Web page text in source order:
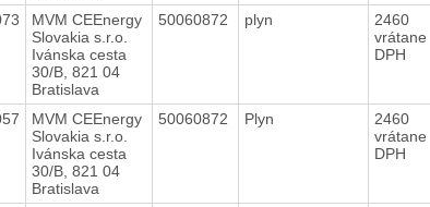
MVM CEEnergy
Slovakia s.r.o.
Ivánska cesta
30/B, 821 04
Bratislava
50060872 plyn
2460
vrátane
DPH
MVM CEEnergy
Slovakia s.r.o.
Ivánska cesta
30/B, 821 04
Bratislava
50060872 Plyn
2460
vrátane
DPH